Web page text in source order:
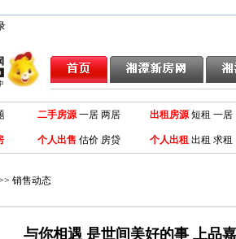
二手房源 一居 两居 出租房源短租 一居
个人出售 估价 房贷 个人出租 出租 求租
销售动态
与你相遇 是世间美好的事 上品